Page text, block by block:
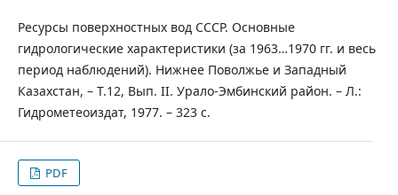
Ресурсы поверхностных вод СССР. Основные
гидрологические характеристики (за 1963…1970 гг. и весь
период наблюдений). Нижнее Поволжье и Западный
Казахстан, – Т.12, Вып. II. Урало-Эмбинский район. – Л.:
Гидрометеоиздат, 1977. – 323 с.
PDF